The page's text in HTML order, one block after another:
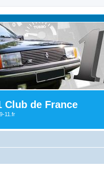
Club de France
11.fr